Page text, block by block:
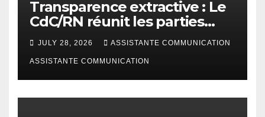
Transparence extractive : Le
CdC/RN réunit les parties
prenantes à Bunia pour
enrichir le rapport de
cadrage ITIE RDC 2024
JULY 28, 2026 ASSISTANTE COMMUNICATION
ASSISTANTE COMMUNICATION